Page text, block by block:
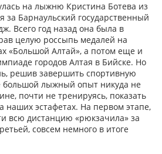
на лыжню Кристина Ботева из
за Барнаульский государственный
Всего год назад она была в
целую россыпь медалей на
«Большой Алтай», а потом еще и
городов Алтая в Бийске. Но
решив завершить спортивную
большой лыжный опыт никуда не
почти не тренируясь, показать
наших эстафетах. На первом этапе,
всю дистанцию «рюкзачила» за
совсем немного в итоге